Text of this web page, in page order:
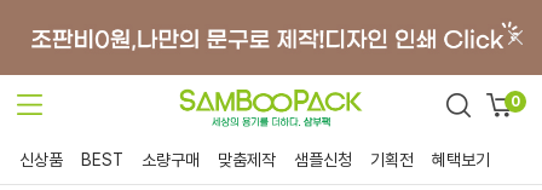
0
신상품 BEST 소량구매 맞춤제작 샘플신청 기획전 혜택보기